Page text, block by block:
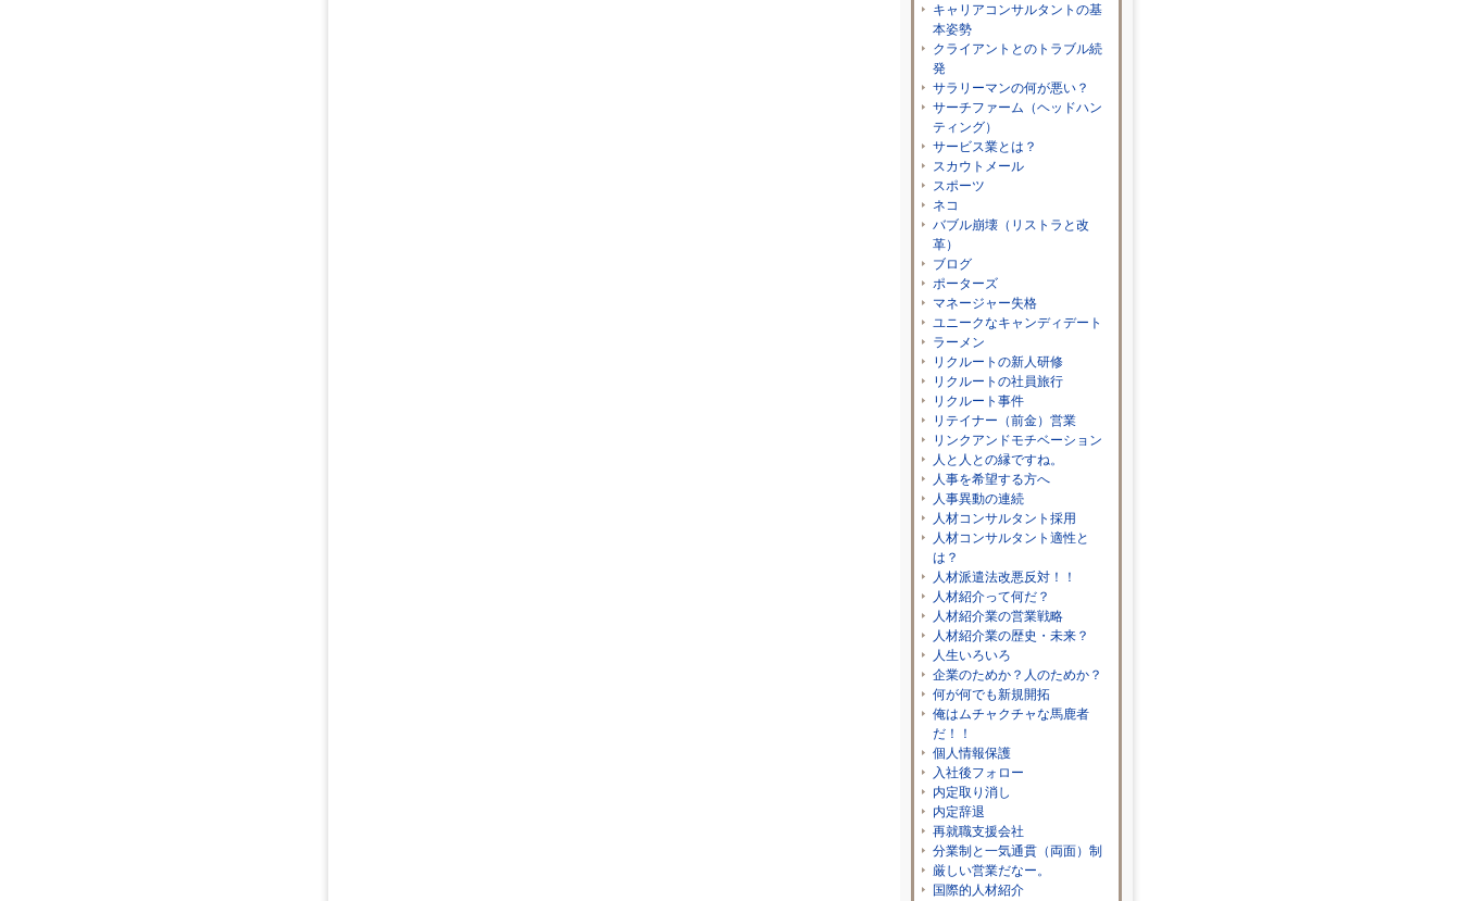
キャリアコンサルタントの基
本姿勢
クライアントとのトラブル続
発
サラリーマンの何が悪い？
サーチファーム（ヘッドハン
ティング）
サービス業とは？
スカウトメール
スポーツ
ネコ
バブル崩壊（リストラと改
革）
ブログ
ポーターズ
マネージャー失格
ユニークなキャンディデート
ラーメン
リクルートの新人研修
リクルートの社員旅行
リクルート事件
リテイナー（前金）営業
リンクアンドモチベーション
人と人との縁ですね。
人事を希望する方へ
人事異動の連続
人材コンサルタント採用
人材コンサルタント適性と
は？
人材派遣法改悪反対！！
人材紹介って何だ？
人材紹介業の営業戦略
人材紹介業の歴史・未来？
人生いろいろ
企業のためか？人のためか？
何が何でも新規開拓
俺はムチャクチャな馬鹿者
だ！！
個人情報保護
入社後フォロー
内定取り消し
内定辞退
再就職支援会社
分業制と一気通貫（両面）制
厳しい営業だなー。
国際的人材紹介